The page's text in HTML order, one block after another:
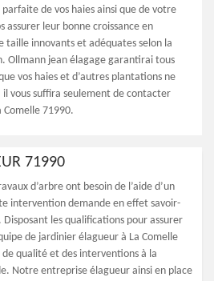
de vos haies ainsi que de votre
assurer leur bonne croissance en
taille innovants et adéquates selon la
Ollmann jean élagage garantirai tous
vos haies et d’autres plantations ne
il vous suffira seulement de contacter
Comelle 71990.
71990
d’arbre ont besoin de l’aide d’un
intervention demande en effet savoir-
les qualifications pour assurer
de jardinier élagueur à La Comelle
qualité et des interventions à la
Notre entreprise élagueur ainsi en place